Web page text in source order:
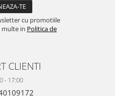
cu promotiile
multe in Politica de
CLIENTI
- 17:00